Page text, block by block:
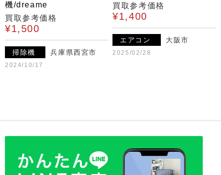
機/dreame
買取参考価格
¥1,500
掃除機 兵庫県西宮市
2024/10/17
買取参考価格
¥1,400
エアコン 大阪市
2025/02/28